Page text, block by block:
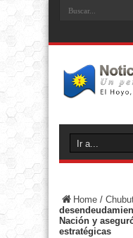
Home /
Nación y
estratégicas